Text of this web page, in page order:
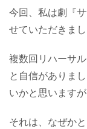
今回、私は劇『
せていただきまし
複数回リハーサ
と自信がありま
いかと思います
それは、なぜか